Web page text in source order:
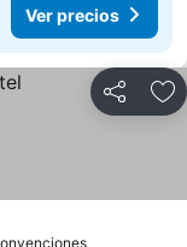
Ver precios
Compartir